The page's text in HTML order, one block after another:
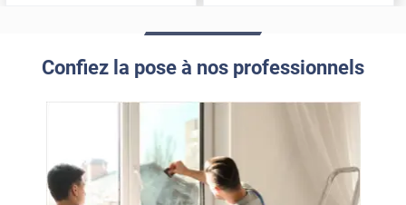
Confiez la pose à nos professionnels